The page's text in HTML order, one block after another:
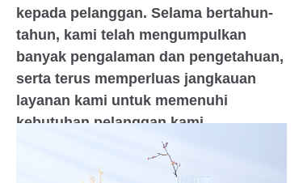
kepada pelanggan. Selama bertahun-
tahun, kami telah mengumpulkan
banyak pengalaman dan pengetahuan,
serta terus memperluas jangkauan
layanan kami untuk memenuhi
kebutuhan pelanggan kami.